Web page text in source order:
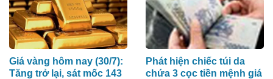
Giá vàng hôm nay (30/7):
Tăng trở lại, sát mốc 143
Phát hiện chiếc túi da
chứa 3 cọc tiền mệnh giá